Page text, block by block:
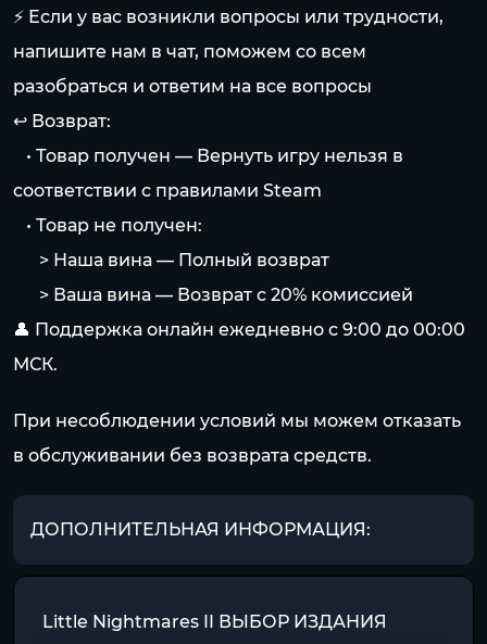
⚡️ Если у вас возникли вопросы или трудности,
напишите нам в чат, поможем со всем
разобраться и ответим на все вопросы
↩️ Возврат:
⠀• Товар получен — Вернуть игру нельзя в
соответствии с правилами Steam
⠀• Товар не получен:
⠀⠀> Наша вина — Полный возврат
⠀⠀> Ваша вина — Возврат с 20% комиссией
👤 Поддержка онлайн ежедневно с 9:00 до 00:00
МСК.
При несоблюдении условий мы можем отказать
в обслуживании без возврата средств.
ДОПОЛНИТЕЛЬНАЯ ИНФОРМАЦИЯ:
Little Nightmares II ВЫБОР ИЗДАНИЯ